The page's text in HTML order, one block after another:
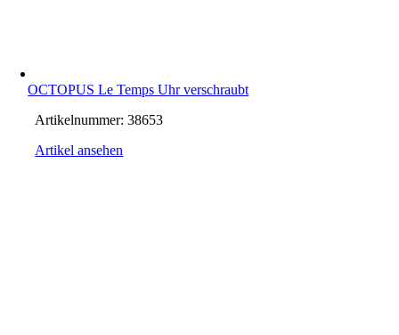
OCTOPUS Le Temps Uhr verschraubt
Artikelnummer:38653
Artikel ansehen